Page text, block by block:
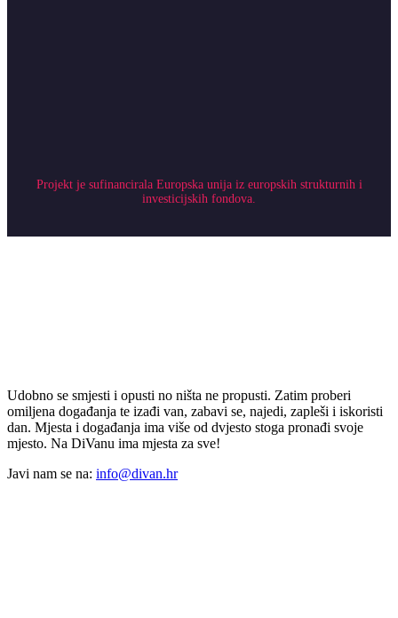
Projekt je sufinancirala Europska unija iz europskih strukturnih i
investicijskih fondova.
Udobno se smjesti i opusti no ništa ne propusti. Zatim proberi
omiljena događanja te izađi van, zabavi se, najedi, zapleši i iskoristi
dan. Mjesta i događanja ima više od dvjesto stoga pronađi svoje
mjesto. Na DiVanu ima mjesta za sve!
Javi nam se na: info@divan.hr